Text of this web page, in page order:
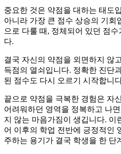
중요한 것은 약점을 대하는 태도
아니라 가장 큰 점수 상승의 기회
으로 다룰 때, 정체되어 있던 점
다.
결국 자신의 약점을 외면하지 않
득점의 열쇠입니다. 정확한 진단
된 점수도 다시 오르기 시작합니
끝으로 약점을 극복한 경험은 자
어려워하던 영역을 정복하고 나
지 않는 마음가짐이 생깁니다. 이
어 이후의 학업 전반에 긍정적인
주하는 용기가 결국 학생을 한 단